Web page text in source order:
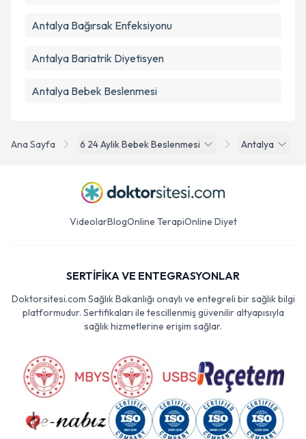
Ana Sayfa 6 24 Aylik Bebek Beslenmesi Antalya
Antalya Bağırsak Enfeksiyonu
Antalya Bariatrik Diyetisyen
Antalya Bebek Beslenmesi
VideolarBlogOnline TerapiOnline Diyet
SERTİFİKA VE ENTEGRASYONLAR
Doktorsitesi.com Sağlık Bakanlığı onaylı ve entegreli bir sağlık bilgi
platformudur. Sertifikaları ile tescillenmiş güvenilir altyapısıyla
sağlık hizmetlerine erişim sağlar.